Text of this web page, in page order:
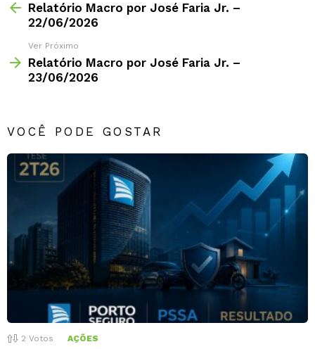
Relatório Macro por José Faria Jr. –
22/06/2026
Ver Próximo
Relatório Macro por José Faria Jr. –
23/06/2026
VOCÊ PODE GOSTAR
2 Votos AÇÕES